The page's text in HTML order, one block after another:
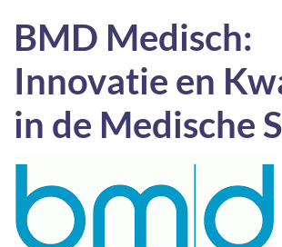
BMD Medisch:
Innovatie en
in de Medische